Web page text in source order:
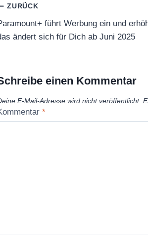
ZURÜCK
führt Werbung ein und
ändert sich für Dich ab Juni 2025
einen Kommentar
E-Mail-Adresse wird nicht veröffentlicht.
*